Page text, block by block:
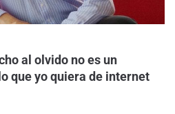
al olvido no es un
que yo quiera de internet